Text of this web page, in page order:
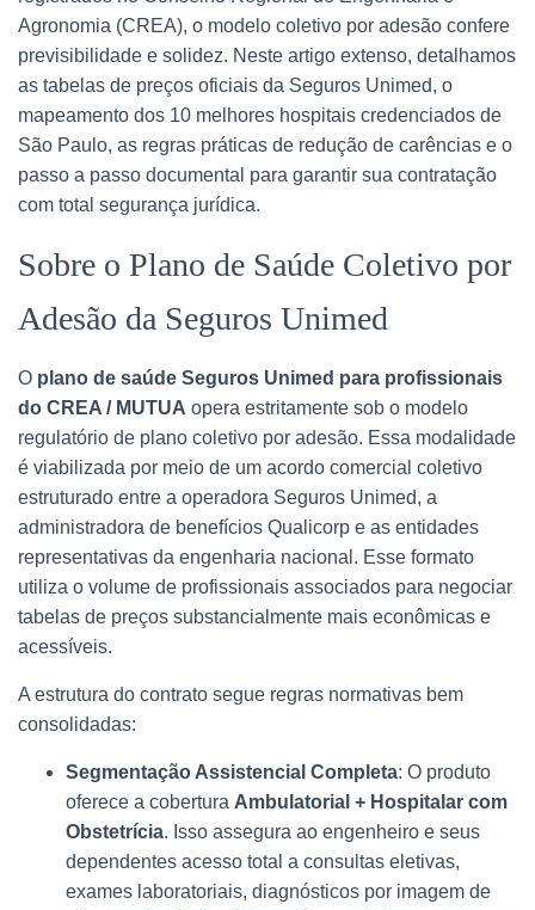
Agronomia (CREA), o modelo coletivo por adesão confere
previsibilidade e solidez. Neste artigo extenso, detalhamos
as tabelas de preços oficiais da Seguros Unimed, o
mapeamento dos 10 melhores hospitais credenciados de
São Paulo, as regras práticas de redução de carências e o
passo a passo documental para garantir sua contratação
com total segurança jurídica.
Sobre o Plano de Saúde Coletivo por
Adesão da Seguros Unimed
O plano de saúde Seguros Unimed para profissionais
do CREA / MUTUA opera estritamente sob o modelo
regulatório de plano coletivo por adesão. Essa modalidade
é viabilizada por meio de um acordo comercial coletivo
estruturado entre a operadora Seguros Unimed, a
administradora de benefícios Qualicorp e as entidades
representativas da engenharia nacional. Esse formato
utiliza o volume de profissionais associados para negociar
tabelas de preços substancialmente mais econômicas e
acessíveis.
A estrutura do contrato segue regras normativas bem
consolidadas:
Segmentação Assistencial Completa: O produto
oferece a cobertura Ambulatorial + Hospitalar com
Obstetrícia. Isso assegura ao engenheiro e seus
dependentes acesso total a consultas eletivas,
exames laboratoriais, diagnósticos por imagem de